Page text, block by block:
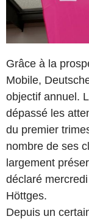
Grâce à la
Mobile,
objectif annuel.
dépassé les
du premier
nombre de ses
largement
déclaré
Höttges.
Depuis un